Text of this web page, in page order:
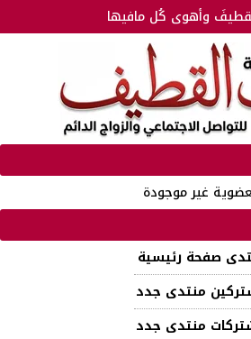
وأهوى كُل مافيها
غير موجودة
صفحة رئيسية
منتدى جدد
منتدى جدد